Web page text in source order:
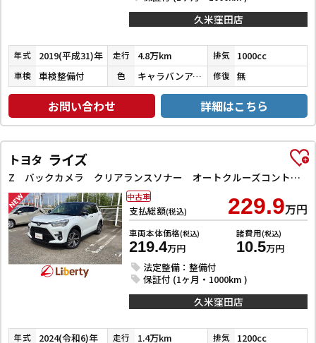
久米窪田店
年式 2019(平成31)年 走行 4.8万km 排気 1000cc
車検 車検整備付 色 キャラバンアイボリーパールメタリック／ピュアホワイトパール 修復 無
お問い合わせ 詳細はこちら
トヨタ ライズ
Z バックカメラ クリアランスソナー オートクルーズコントロール レーンアシスト 衝突被害軽減システム TV LEDヘッドランプ アルミホイール スマートキー アイドリングストップ 電動格納ミラー
支払総額(税込) 229.9万円
車両本体価格(税込)
219.4万円
諸費用(税込)
10.5万円
法定整備：整備付
保証付 (1ヶ月・1000km )
中古車
久米窪田店
年式 2024(令和6)年 走行 1.4万km 排気 1200cc